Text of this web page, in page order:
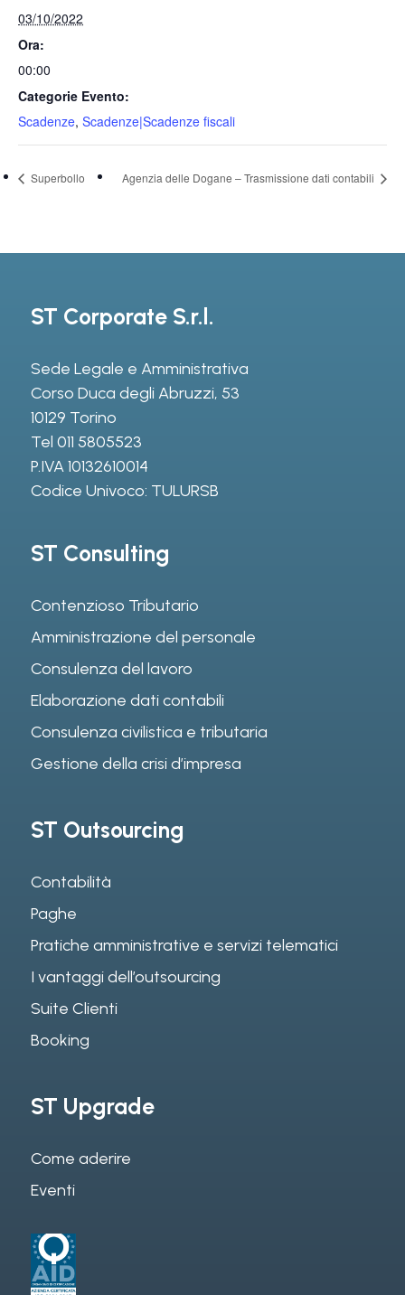
03/10/2022
Ora:
00:00
Categorie Evento:
Scadenze, Scadenze|Scadenze fiscali
Superbollo Agenzia delle Dogane – Trasmissione dati contabili
ST Corporate S.r.l.
Sede Legale e Amministrativa
Corso Duca degli Abruzzi, 53
10129 Torino
Tel 011 5805523
P.IVA 10132610014
Codice Univoco: TULURSB
ST Consulting
Contenzioso Tributario
Amministrazione del personale
Consulenza del lavoro
Elaborazione dati contabili
Consulenza civilistica e tributaria
Gestione della crisi d’impresa
ST Outsourcing
Contabilità
Paghe
Pratiche amministrative e servizi telematici
I vantaggi dell’outsourcing
Suite Clienti
Booking
ST Upgrade
Come aderire
Eventi